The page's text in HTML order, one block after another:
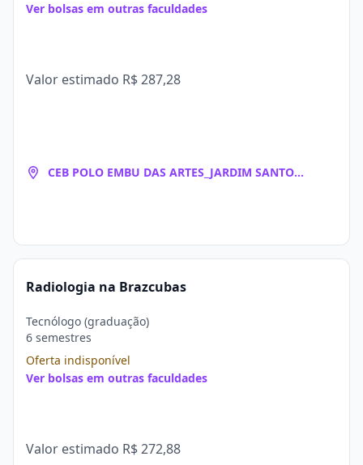
Ver bolsas em outras faculdades
Valor estimado R$ 287,28
CEB POLO EMBU DAS ARTES_JARDIM SANTO
Radiologia na Brazcubas
Tecnólogo (graduação)
6 semestres
Oferta indisponível
Ver bolsas em outras faculdades
Valor estimado R$ 272,88